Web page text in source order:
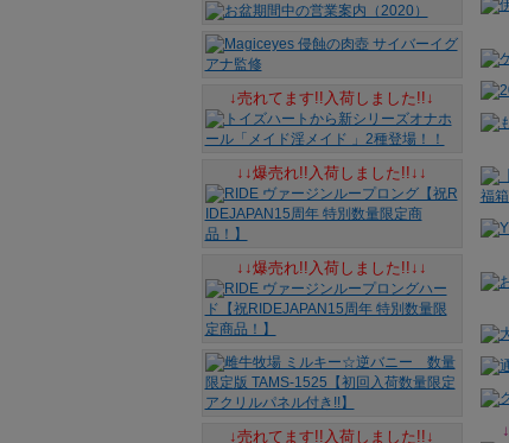
↓
↓売れてます!!入荷しました!!↓
↓↓爆売れ!!入荷しました!!↓↓
↓↓爆売れ!!入荷しました!!↓↓
↓売れてます!!入荷しました!!↓